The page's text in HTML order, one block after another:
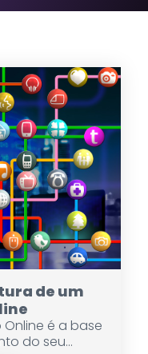
de um
é a base
do seu...